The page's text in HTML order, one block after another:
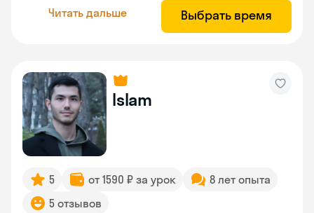
Читать дальше Выбрать время
Islam
5 от 1590 ₽ за урок
8 лет опыта
5 отзывов